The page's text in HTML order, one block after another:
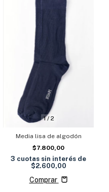
1/ 2
Media lisa de algodón
$7.800,00
3 cuotas sin interés de
$2.600,00
Comprar